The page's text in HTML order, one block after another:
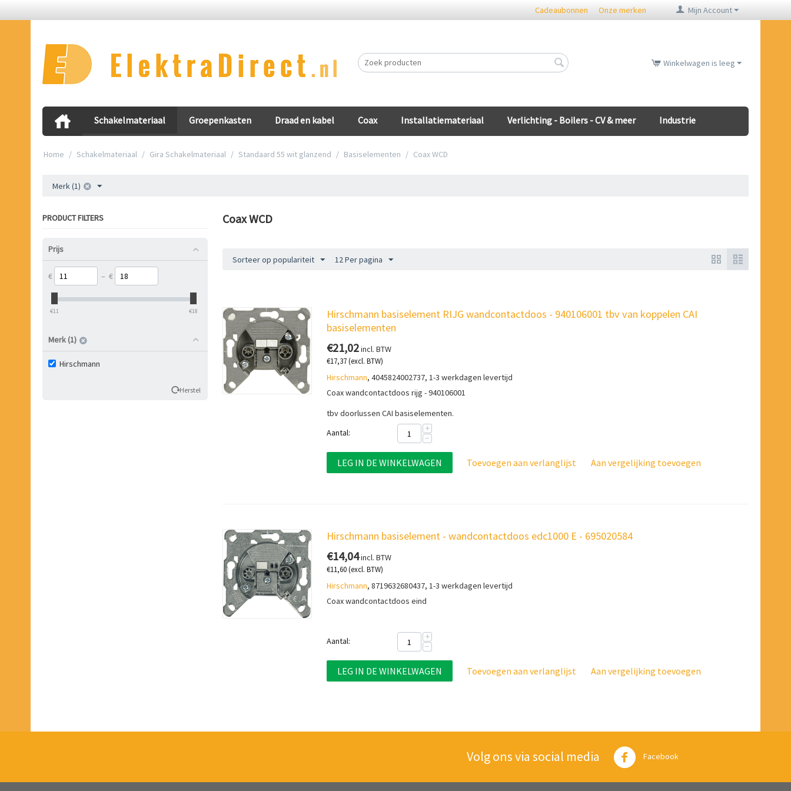
Mijn Account
Cadeaubonnen Onze merken
Winkelwagen is leeg
Schakelmateriaal Groepenkasten Draad en kabel Coax Installatiemateriaal Verlichting - Boilers - CV & meer Industrie
Home / Schakelmateriaal / Gira Schakelmateriaal / Standaard 55 wit glanzend / Basiselementen / Coax WCD
Merk (1)
PRODUCT FILTERS
Prijs
€ – €
‎€11 ‎€18
Merk (1)
Hirschmann
Herstel
Coax WCD
Sorteer op populariteit 12 Per pagina
Hirschmann basiselement RIJG wandcontactdoos - 940106001 tbv van koppelen CAI
basiselementen
€21,02incl. BTW
€17,37(excl. BTW)
Hirschmann, 4045824002737, 1-3 werkdagen levertijd
Coax wandcontactdoos rijg - 940106001
tbv doorlussen CAI basiselementen.
Aantal:
+
−
LEG IN DE WINKELWAGEN Toevoegen aan verlanglijst Aan vergelijking toevoegen
Hirschmann basiselement - wandcontactdoos edc1000 E - 695020584
€14,04incl. BTW
€11,60(excl. BTW)
Hirschmann, 8719632680437, 1-3 werkdagen levertijd
Coax wandcontactdoos eind
Aantal:
+
−
LEG IN DE WINKELWAGEN Toevoegen aan verlanglijst Aan vergelijking toevoegen
Volg ons via social media Facebook